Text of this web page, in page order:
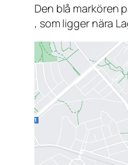
Den blå markören
, som ligger nära